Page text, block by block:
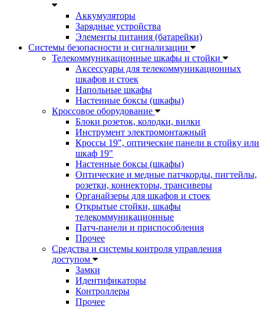
Аккумуляторы
Зарядные устройства
Элементы питания (батарейки)
Системы безопасности и сигнализации
Телекоммуникационные шкафы и стойки
Аксессуары для телекоммуникационных
шкафов и стоек
Напольные шкафы
Настенные боксы (шкафы)
Кроссовое оборудование
Блоки розеток, колодки, вилки
Инструмент электромонтажный
Кроссы 19", оптические панели в стойку или
шкаф 19"
Настенные боксы (шкафы)
Оптические и медные патчкорды, пигтейлы,
розетки, коннекторы, трансиверы
Органайзеры для шкафов и стоек
Открытые стойки, шкафы
телекоммуникационные
Патч-панели и приспособления
Прочее
Средства и системы контроля управления
доступом
Замки
Идентификаторы
Контроллеры
Прочее